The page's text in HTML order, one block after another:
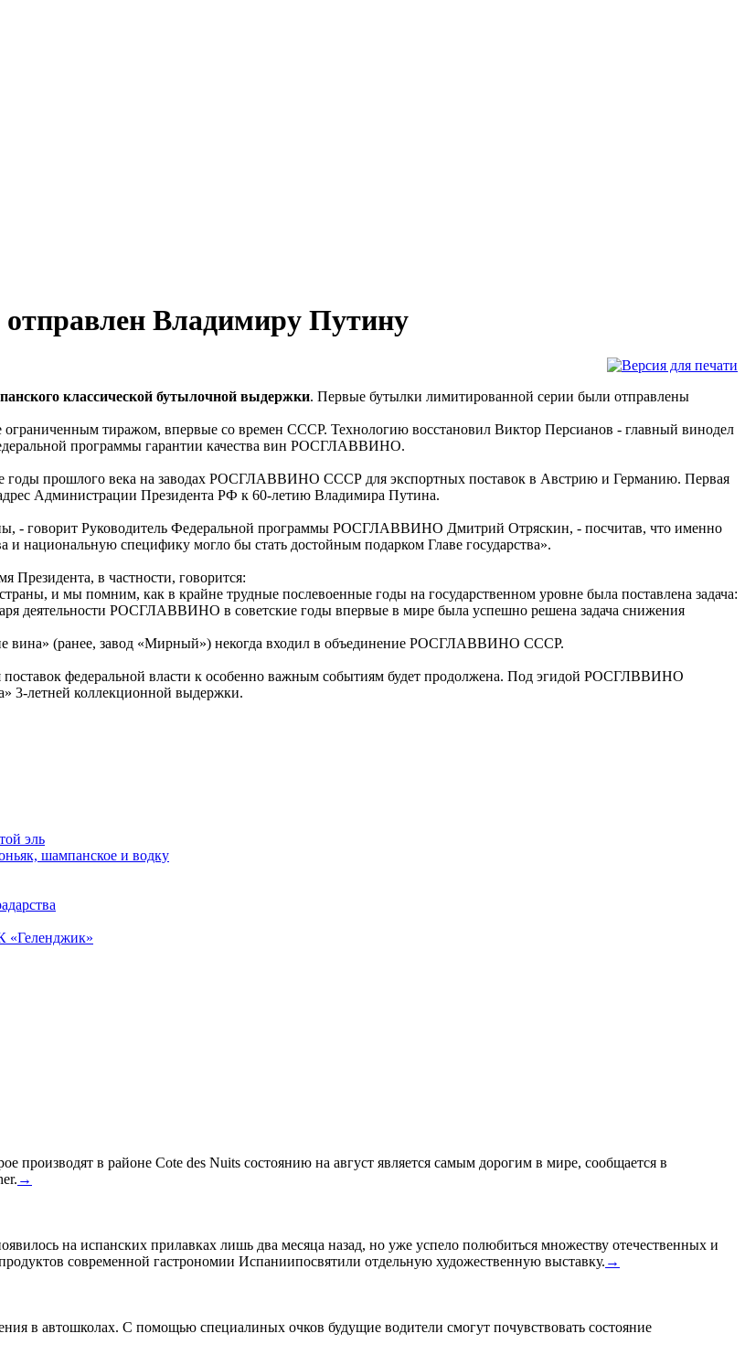
Владимиру Путину
классической бутылочной выдержки. Первые бутылки лимитированной серии были отправлены
тиражом, впервые со времен СССР. Технологию восстановил Виктор Персианов - главный винодел
программы гарантии качества вин РОСГЛАВВИНО.
е годы прошлого века на заводах РОСГЛАВВИНО СССР для экспортных поставок в Австрию и Германию. Первая
Администрации Президента РФ к 60-летию Владимира Путина.
- говорит Руководитель Федеральной программы РОСГЛАВВИНО Дмитрий Отряскин, - посчитав, что именно
и национальную специфику могло бы стать достойным подарком Главе государства».
в частности, говорится:
и мы помним, как в крайне трудные послевоенные годы на государственном уровне была поставлена задача:
деятельности РОСГЛАВВИНО в советские годы впервые в мире была успешно решена задача снижения
вина» (ранее, завод «Мирный») некогда входил в объединение РОСГЛАВВИНО СССР.
федеральной власти к особенно важным событиям будет продолжена. Под эгидой РОСГЛВВИНО
3-летней коллекционной выдержки.
эль
шампанское и водку
«Геленджик»
производят в районе Cote des Nuits состоянию на август является самым дорогим в мире, сообщается в
→
на испанских прилавках лишь два месяца назад, но уже успело полюбиться множеству отечественных и
современной гастрономии Испаниипосвятили отдельную художественную выставку. →
в автошколах. С помощью специалиных очков будущие водители смогут почувствовать состояние